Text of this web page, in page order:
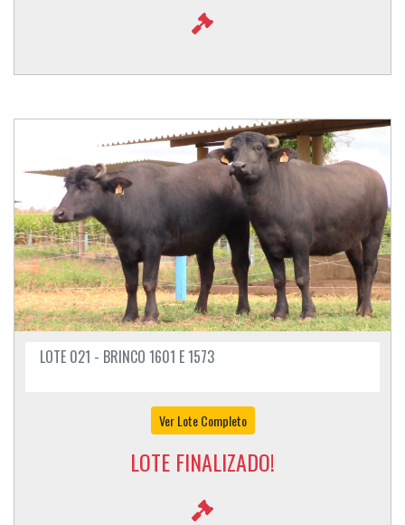
LOTE 021 - BRINCO 1601 E 1573
Ver Lote Completo
LOTE FINALIZADO!